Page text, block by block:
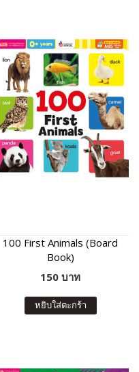
100 First Animals (Board
Book)
150 บาท
หยิบใส่ตะกร้า